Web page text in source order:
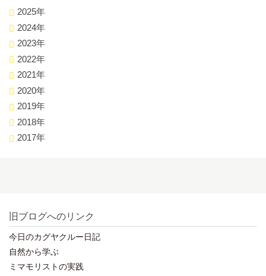
2025年
2024年
2023年
2022年
2021年
2020年
2019年
2018年
2017年
旧ブログへのリンク
今日のカグヤクルー日記
自然から学ぶ
ミマモリストの実践